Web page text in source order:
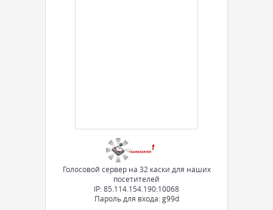
Голосовой сервер на 32 каски для наших
посетителей
IP: 85.114.154.190:10068
Пароль для входа: g99d